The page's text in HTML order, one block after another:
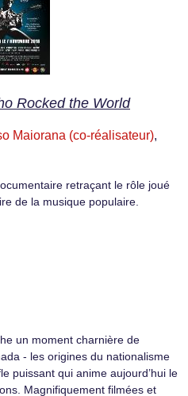
Rocked the World
Maiorana (co-réalisateur),
retraçant le rôle joué
de la musique populaire.
un moment charnière de
- les origines du nationalisme
puissant qui anime aujourd’hui le
Magnifiquement filmées et